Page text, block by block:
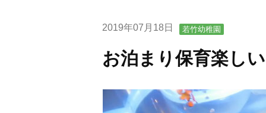
2019年07月18日 若竹幼稚園
お泊まり保育楽し